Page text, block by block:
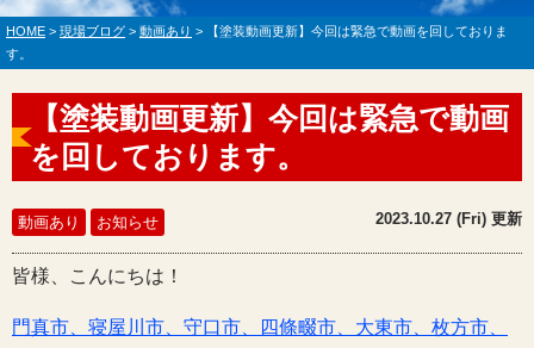
HOME > 現場ブログ > 動画あり >
【塗装動画更新】今回は緊急で動画を回しておりま
す。
【塗装動画更新】今回は緊急で動画
を回しております。
動画あり お知らせ 2023.10.27 (Fri) 更新
皆様、こんにちは！
門真市、寝屋川市、守口市、四條畷市、大東市、枚方市、